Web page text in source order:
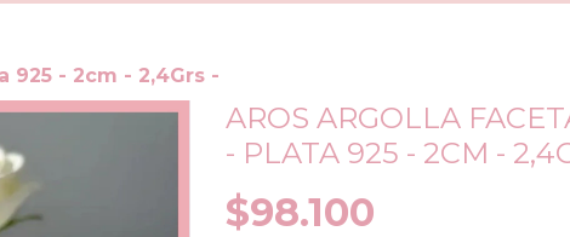
925 - 2cm - 2,4Grs -
AROS ARGOLLA
- PLATA 925 - 2CM -
$98.100